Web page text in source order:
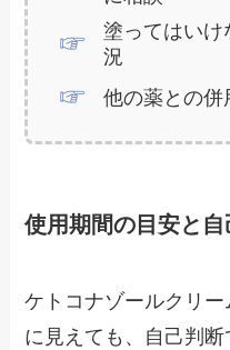
塗ってはいけ
況
他の薬との併
使用期間の目安と
ケトコナゾールクリ
に見えても、自己判